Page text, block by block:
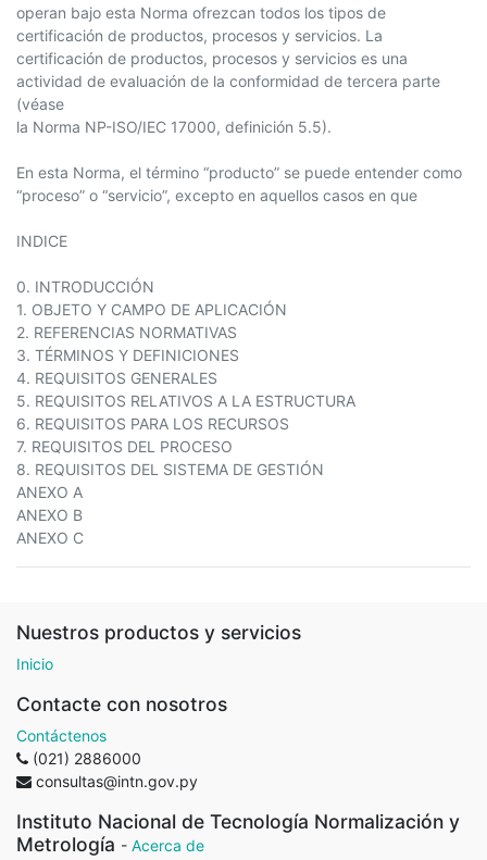
operan bajo esta Norma ofrezcan todos los tipos de
certificación de productos, procesos y servicios. La
certificación de productos, procesos y servicios es una
actividad de evaluación de la conformidad de tercera parte
(véase
la Norma NP-ISO/IEC 17000, definición 5.5).
En esta Norma, el término “producto” se puede entender como
“proceso” o “servicio”, excepto en aquellos casos en que
INDICE
0. INTRODUCCIÓN
1. OBJETO Y CAMPO DE APLICACIÓN
2. REFERENCIAS NORMATIVAS
3. TÉRMINOS Y DEFINICIONES
4. REQUISITOS GENERALES
5. REQUISITOS RELATIVOS A LA ESTRUCTURA
6. REQUISITOS PARA LOS RECURSOS
7. REQUISITOS DEL PROCESO
8. REQUISITOS DEL SISTEMA DE GESTIÓN
ANEXO A
ANEXO B
ANEXO C
Nuestros productos y servicios
Inicio
Contacte con nosotros
Contáctenos
(021) 2886000
consultas@intn.gov.py
Instituto Nacional de Tecnología Normalización y
Metrología - Acerca de